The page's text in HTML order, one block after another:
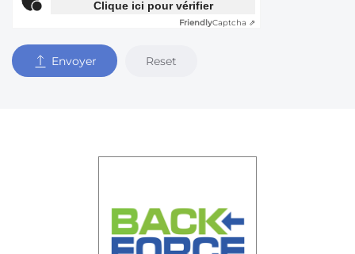
Clique ici pour vérifier
FriendlyCaptcha ⇗
Envoyer Reset